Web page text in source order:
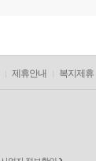
제휴안내 복지제휴